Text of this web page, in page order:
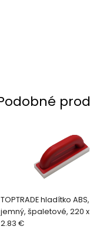
TOPTRADE hladítko
jemný, špaletové, 220 x
mm
2.83 €